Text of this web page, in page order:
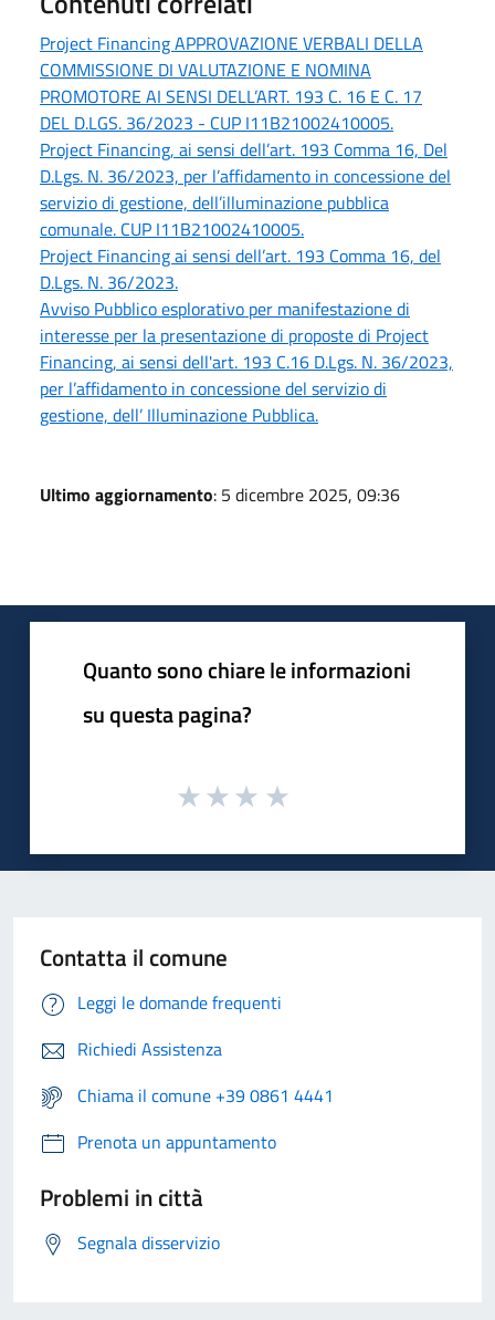
Project Financing APPROVAZIONE VERBALI DELLA
COMMISSIONE DI VALUTAZIONE E NOMINA
PROMOTORE AI SENSI DELL’ART. 193 C. 16 E C. 17
DEL D.LGS. 36/2023 - CUP I11B21002410005.
Project Financing, ai sensi dell’art. 193 Comma 16, Del
D.Lgs. N. 36/2023, per l’affidamento in concessione del
servizio di gestione, dell’illuminazione pubblica
comunale. CUP I11B21002410005.
Project Financing ai sensi dell’art. 193 Comma 16, del
D.Lgs. N. 36/2023.
Avviso Pubblico esplorativo per manifestazione di
interesse per la presentazione di proposte di Project
Financing, ai sensi dell'art. 193 C.16 D.Lgs. N. 36/2023,
per l’affidamento in concessione del servizio di
gestione, dell’ Illuminazione Pubblica.
Ultimo aggiornamento: 5 dicembre 2025, 09:36
Quanto sono chiare le informazioni
su questa pagina?
Contatta il comune
Leggi le domande frequenti
Richiedi Assistenza
Chiama il comune +39 0861 4441
Prenota un appuntamento
Problemi in città
Segnala disservizio